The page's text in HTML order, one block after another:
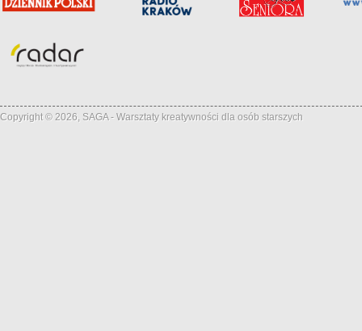
Copyright © 2026, SAGA - Warsztaty kreatywności dla osób starszych